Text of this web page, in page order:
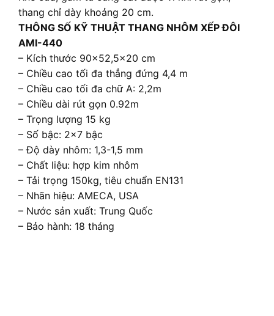
thang chỉ dày khoảng 20 cm.
THÔNG SỐ KỸ THUẬT THANG NHÔM XẾP ĐÔI
AMI-440
– Kích thước 90×52,5×20 cm
– Chiều cao tối đa thẳng đứng 4,4 m
– Chiều cao tối đa chữ A: 2,2m
– Chiều dài rút gọn 0.92m
– Trọng lượng 15 kg
– Số bậc: 2×7 bậc
– Độ dày nhôm: 1,3-1,5 mm
– Chất liệu: hợp kim nhôm
– Tải trọng 150kg, tiêu chuẩn EN131
– Nhãn hiệu: AMECA, USA
– Nước sản xuất: Trung Quốc
– Bảo hành: 18 tháng